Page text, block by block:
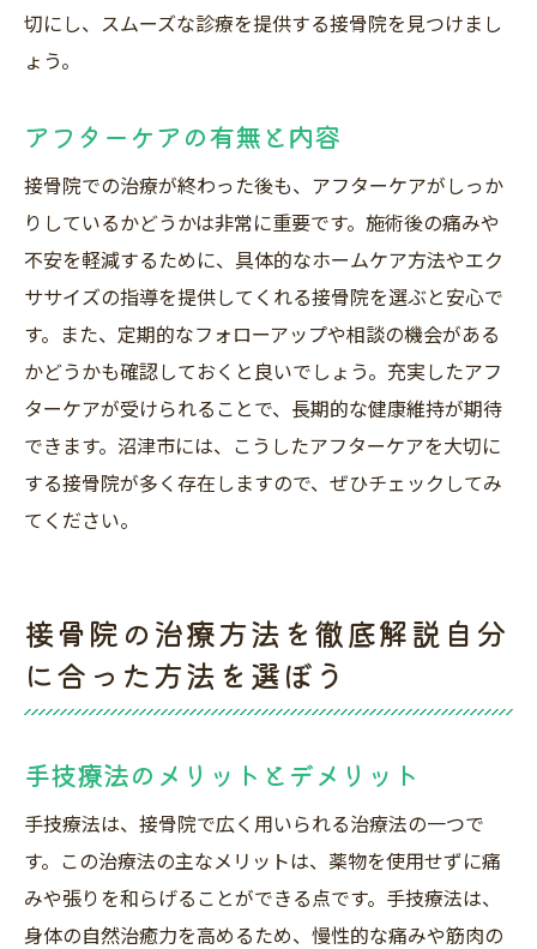
切にし、スムーズな診療を提供する接骨院を見つけまし
ょう。
アフターケアの有無と内容
接骨院での治療が終わった後も、アフターケアがしっか
りしているかどうかは非常に重要です。施術後の痛みや
不安を軽減するために、具体的なホームケア方法やエク
ササイズの指導を提供してくれる接骨院を選ぶと安心で
す。また、定期的なフォローアップや相談の機会がある
かどうかも確認しておくと良いでしょう。充実したアフ
ターケアが受けられることで、長期的な健康維持が期待
できます。沼津市には、こうしたアフターケアを大切に
する接骨院が多く存在しますので、ぜひチェックしてみ
てください。
接骨院の治療方法を徹底解説自分
に合った方法を選ぼう
手技療法のメリットとデメリット
手技療法は、接骨院で広く用いられる治療法の一つで
す。この治療法の主なメリットは、薬物を使用せずに痛
みや張りを和らげることができる点です。手技療法は、
身体の自然治癒力を高めるため、慢性的な痛みや筋肉の